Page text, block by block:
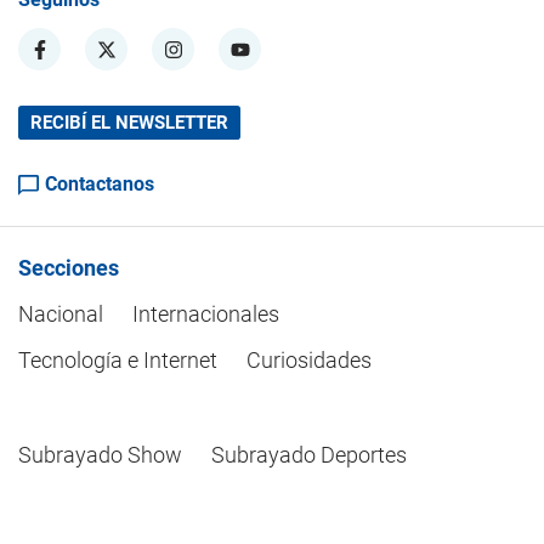
RECIBÍ EL NEWSLETTER
Contactanos
Secciones
Nacional
Internacionales
Tecnología e Internet
Curiosidades
Subrayado Show Subrayado Deportes